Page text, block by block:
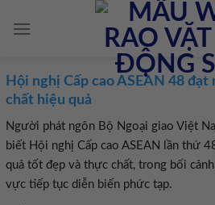
Hội nghị Cấp cao ASEAN 48
chất hiệu quả
Người phát ngôn Bộ Ngoại giao Việt
biết Hội nghị Cấp cao ASEAN lần thứ
quả tốt đẹp và thực chất, trong bối
vực tiếp tục diễn biến phức tạp.